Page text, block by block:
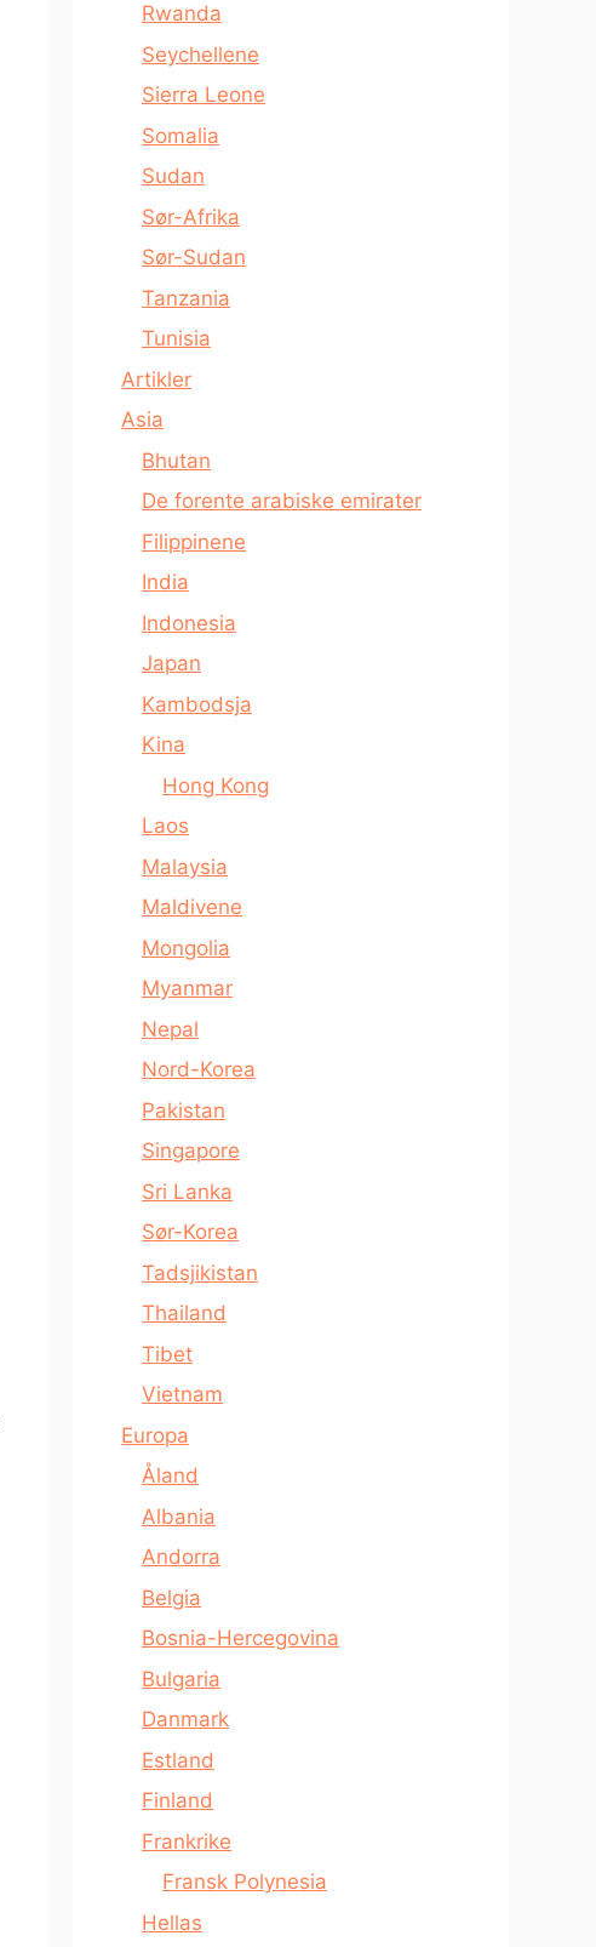
Rwanda
Seychellene
Sierra Leone
Somalia
Sudan
Sør-Afrika
Sør-Sudan
Tanzania
Tunisia
Artikler
Asia
Bhutan
De forente arabiske emirater
Filippinene
India
Indonesia
Japan
Kambodsja
Kina
Hong Kong
Laos
Malaysia
Maldivene
Mongolia
Myanmar
Nepal
Nord-Korea
Pakistan
Singapore
Sri Lanka
Sør-Korea
Tadsjikistan
Thailand
Tibet
Vietnam
Europa
Åland
Albania
Andorra
Belgia
Bosnia-Hercegovina
Bulgaria
Danmark
Estland
Finland
Frankrike
Fransk Polynesia
Hellas